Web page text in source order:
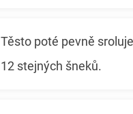
Těsto poté pevně
12 stejných šneků.